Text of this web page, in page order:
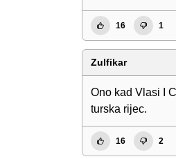
16 1
Zulfikar
Ono kad Vlasi I
turska rijec.
16 2